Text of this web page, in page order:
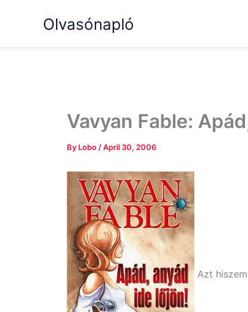
Olvasónapló
Vavyan Fable:
By Lobo /April 30, 2006
Azt